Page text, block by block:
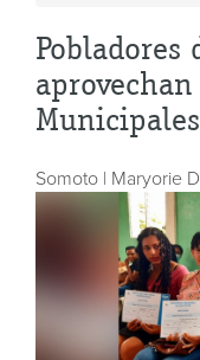
Pobladores
Somoto | Maryorie